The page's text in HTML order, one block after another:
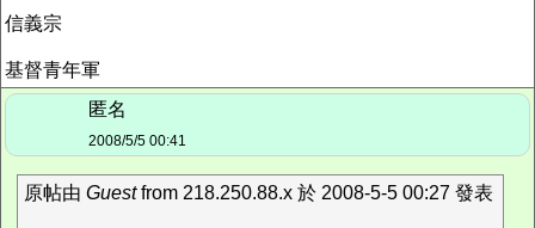
信義宗
基督青年軍
匿名
2008/5/5 00:41
原帖由 Guestfrom 218.250.88.x 於 2008-5-5 00:27 發表